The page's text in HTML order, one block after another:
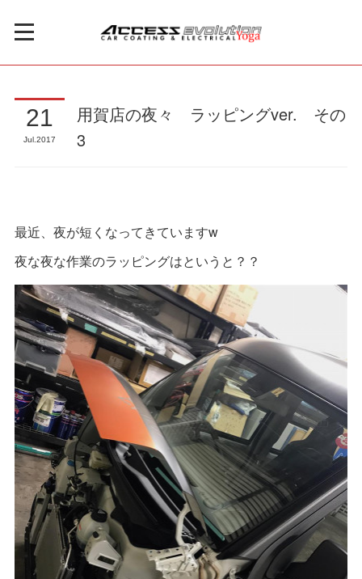
21
Jul 2017
用賀店の夜々 ラッピングver. その
3
最近、夜が短くなってきていますw
夜な夜な作業のラッピングはというと？？